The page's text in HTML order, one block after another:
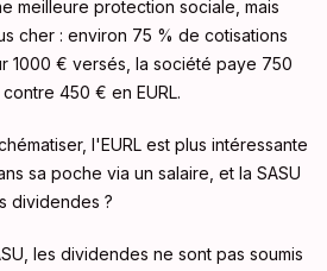
meilleure protection sociale, mais
cher : environ 75 % de cotisations
1000 € versés, la société paye 750
450 € en EURL.
l'EURL est plus intéressante
sa poche via un salaire, et la SASU
dividendes ?
les dividendes ne sont pas soumis